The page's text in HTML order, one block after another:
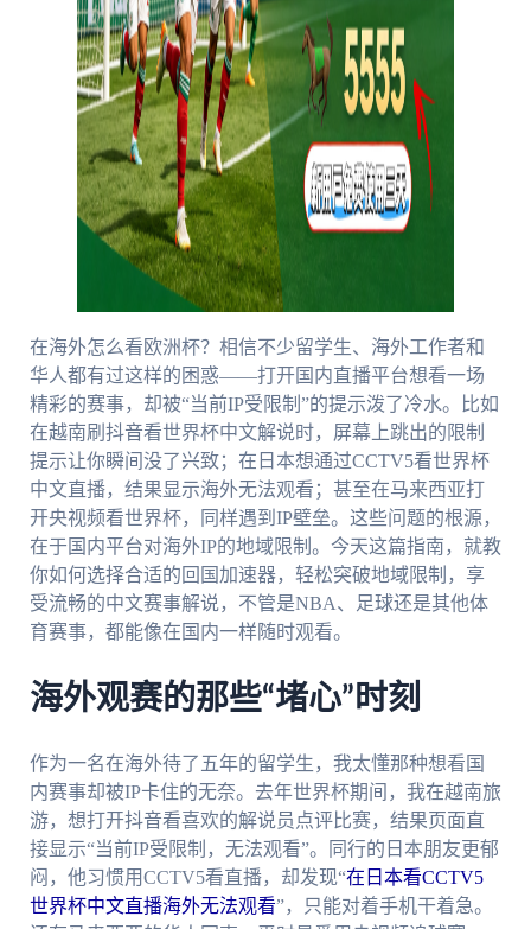
在海外怎么看欧洲杯？相信不少留学生、海外工作者和
华人都有过这样的困惑——打开国内直播平台想看一场
精彩的赛事，却被“当前IP受限制”的提示泼了冷水。比如
在越南刷抖音看世界杯中文解说时，屏幕上跳出的限制
提示让你瞬间没了兴致；在日本想通过CCTV5看世界杯
中文直播，结果显示海外无法观看；甚至在马来西亚打
开央视频看世界杯，同样遇到IP壁垒。这些问题的根源，
在于国内平台对海外IP的地域限制。今天这篇指南，就教
你如何选择合适的回国加速器，轻松突破地域限制，享
受流畅的中文赛事解说，不管是NBA、足球还是其他体
育赛事，都能像在国内一样随时观看。
海外观赛的那些“堵心”时刻
作为一名在海外待了五年的留学生，我太懂那种想看国
内赛事却被IP卡住的无奈。去年世界杯期间，我在越南旅
游，想打开抖音看喜欢的解说员点评比赛，结果页面直
接显示“当前IP受限制，无法观看”。同行的日本朋友更郁
闷，他习惯用CCTV5看直播，却发现“在日本看CCTV5
世界杯中文直播海外无法观看”，只能对着手机干着急。